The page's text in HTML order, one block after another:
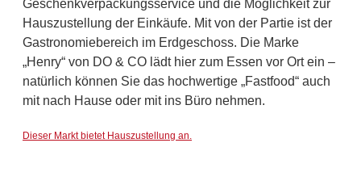
Geschenkverpackungsservice und die Möglichkeit zur
Hauszustellung der Einkäufe. Mit von der Partie ist der
Gastronomiebereich im Erdgeschoss. Die Marke
„Henry“ von DO & CO lädt hier zum Essen vor Ort ein –
natürlich können Sie das hochwertige „Fastfood“ auch
mit nach Hause oder mit ins Büro nehmen.
Dieser Markt bietet Hauszustellung an.